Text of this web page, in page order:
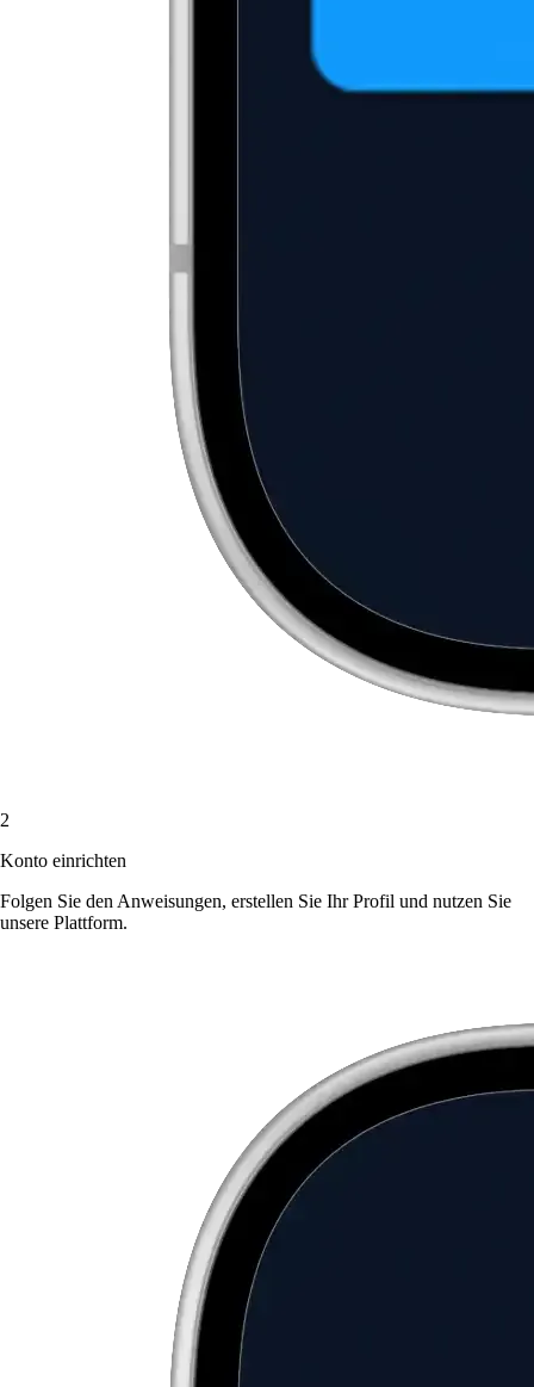
2
Konto einrichten
Folgen Sie den Anweisungen, erstellen Sie Ihr Profil und nutzen Sie
unsere Plattform.